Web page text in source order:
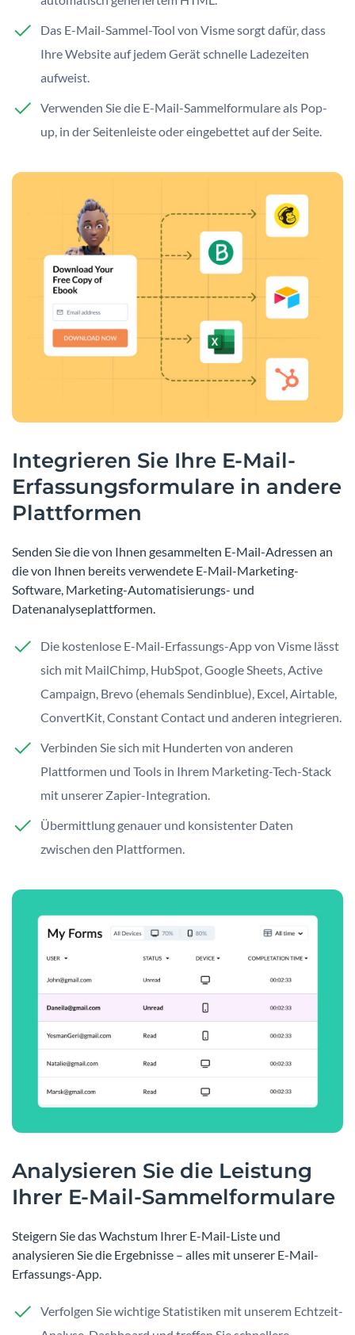
Das E-Mail-Sammel-Tool von Visme sorgt dafür, dass
Ihre Website auf jedem Gerät schnelle Ladezeiten
aufweist.
Verwenden Sie die E-Mail-Sammelformulare als Pop-
up, in der Seitenleiste oder eingebettet auf der Seite.
Integrieren Sie Ihre E-Mail-
Erfassungsformulare in andere
Plattformen
Senden Sie die von Ihnen gesammelten E-Mail-Adressen an
die von Ihnen bereits verwendete E-Mail-Marketing-
Software, Marketing-Automatisierungs- und
Datenanalyseplattformen.
Die kostenlose E-Mail-Erfassungs-App von Visme lässt
sich mit MailChimp, HubSpot, Google Sheets, Active
Campaign, Brevo (ehemals Sendinblue), Excel, Airtable,
ConvertKit, Constant Contact und anderen integrieren.
Verbinden Sie sich mit Hunderten von anderen
Plattformen und Tools in Ihrem Marketing-Tech-Stack
mit unserer Zapier-Integration.
Übermittlung genauer und konsistenter Daten
zwischen den Plattformen.
Analysieren Sie die Leistung
Ihrer E-Mail-Sammelformulare
Steigern Sie das Wachstum Ihrer E-Mail-Liste und
analysieren Sie die Ergebnisse – alles mit unserer E-Mail-
Erfassungs-App.
Verfolgen Sie wichtige Statistiken mit unserem Echtzeit-